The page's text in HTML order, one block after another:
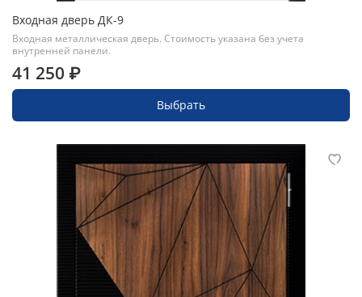
Входная дверь ДК-9
Входная металлическая дверь. Стоимость указана без учета
внутренней панели.
41 250 ₽
Выбрать